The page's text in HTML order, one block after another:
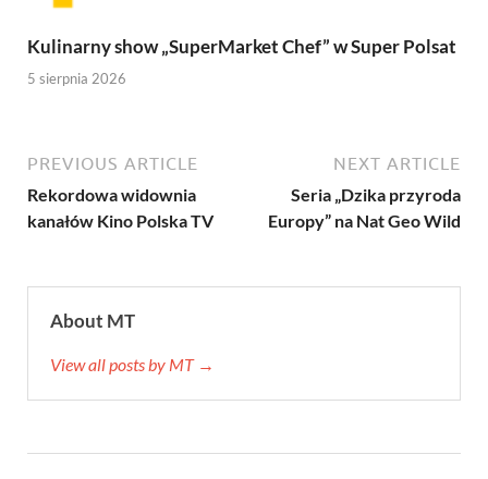
Kulinarny show „SuperMarket Chef” w Super Polsat
5 sierpnia 2026
PREVIOUS ARTICLE
Rekordowa widownia
kanałów Kino Polska TV
NEXT ARTICLE
Seria „Dzika przyroda
Europy” na Nat Geo Wild
About MT
View all posts by MT →